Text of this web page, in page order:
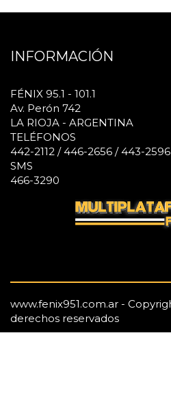
INFORMACIÓN
FÉNIX 95.1 - 101.1
Av. Perón 742
LA RIOJA - ARGENTINA
TELÉFONOS
442-2112 / 446-2656 / 443-
SMS
466-3290
www.fenix951.com.ar -
derechos reservados